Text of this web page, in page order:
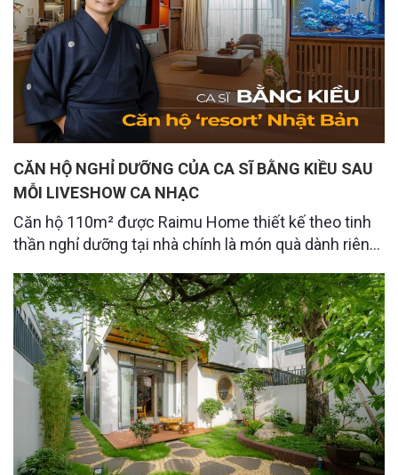
CĂN HỘ NGHỈ DƯỠNG CỦA CA SĨ BẰNG KIỀU SAU
MỖI LIVESHOW CA NHẠC
Căn hộ 110m² được Raimu Home thiết kế theo tinh
thần nghỉ dưỡng tại nhà chính là món quà dành riêng
được thiết kế với tông màu trầm ấm, mộc mạc và
thư giãn, mang đến cảm giác nghỉ dưỡng ngay khi
bước vào.